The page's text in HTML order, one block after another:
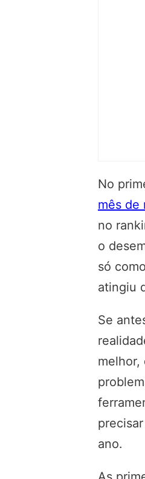
No
mês de
no
o
só
atingiu
Se
melhor,
ano.